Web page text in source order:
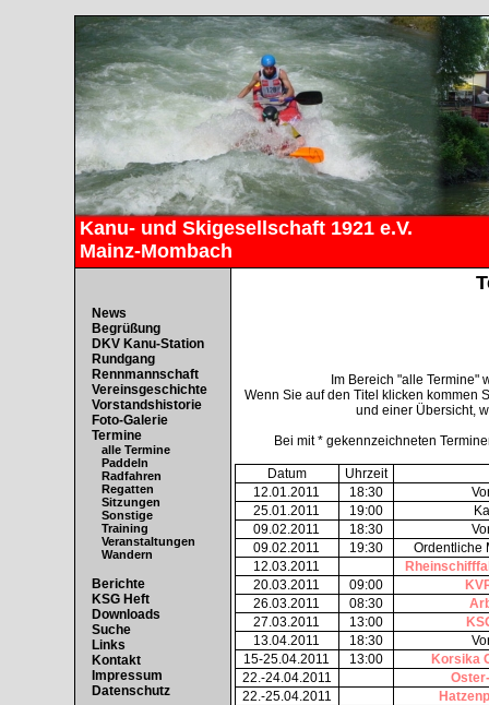
Kanu- und Skigesellschaft 1921 e.V.
Mainz-Mombach
News
Begrüßung
DKV Kanu-Station
Rundgang
Rennmannschaft
Vereinsgeschichte
Vorstandshistorie
Foto-Galerie
Termine
alle Termine
Paddeln
Radfahren
Regatten
Sitzungen
Sonstige
Training
Veranstaltungen
Wandern
Berichte
KSG Heft
Downloads
Suche
Links
Kontakt
Impressum
Datenschutz
Im Bereich "alle Termine"
Wenn Sie auf den Titel klicken kommen
und einer Übersicht,
Bei mit * gekennzeichneten
Datum
Uhrzeit
12.01.2011
18:30
25.01.2011
19:00
09.02.2011
18:30
09.02.2011
19:30
Ordentliche
12.03.2011
20.03.2011
09:00
26.03.2011
08:30
27.03.2011
13:00
13.04.2011
18:30
15-25.04.2011
13:00
Korsika
22.-24.04.2011
22.-25.04.2011